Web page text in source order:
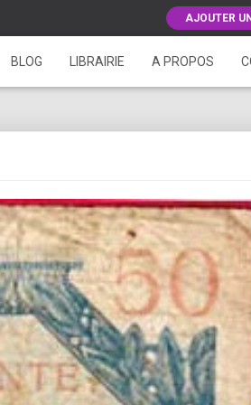
AJOUTER
BLOG LIBRAIRIE A PROPOS